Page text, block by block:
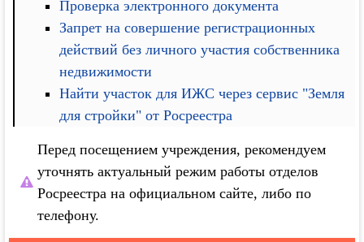
Проверка электронного документа
Запрет на совершение регистрационных
действий без личного участия собственника
недвижимости
Найти участок для ИЖС через сервис "Земля
для стройки" от Росреестра
Перед посещением учреждения, рекомендуем
уточнять актуальный режим работы отделов
Росреестра на официальном сайте, либо по
телефону.